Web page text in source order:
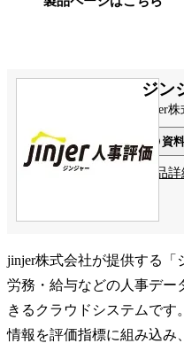
ジン
jinjer
資
製品
jinjer株式会社が提供する「
労務・給与などの人事デー
きるクラウドシステムです
情報を評価指標に組み込み